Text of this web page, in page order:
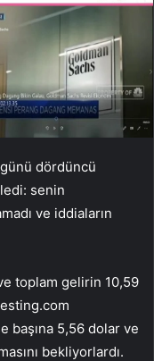
dördüncü
senin
ve iddiaların
toplam gelirin 10,59
başına 5,56 dolar ve
bekliyorlardı.